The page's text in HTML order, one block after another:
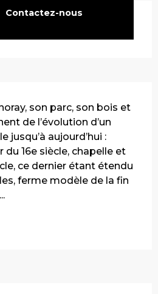
Contactez-nous
son parc, son bois et
de l’évolution d’un
jusqu’à aujourd’hui :
du 16e siècle, chapelle et
ce dernier étant étendu
ferme modèle de la fin